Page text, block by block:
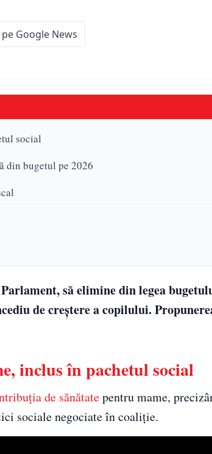
Google News
social
din bugetul pe 2026
să elimine din legea
de creștere a copilului.
inclus în pachetul social
de sănătatepentru mame,
sociale negociate în coaliție.